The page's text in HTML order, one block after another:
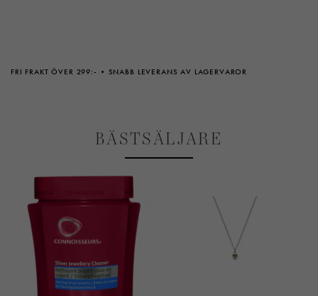
FRI FRAKT ÖVER 299:- SNABB LEVERANS AV LAGERVAROR
BÄSTSÄLJARE